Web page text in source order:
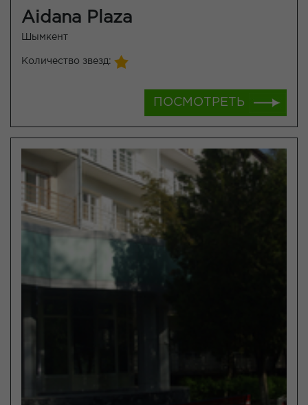
Aidana Plaza
Шымкент
Количество звезд:
ПОСМОТРЕТЬ